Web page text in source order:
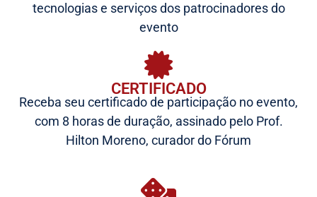
tecnologias e serviços dos patrocinadores do
evento
CERTIFICADO
Receba seu certificado de participação no evento,
com 8 horas de duração, assinado pelo Prof.
Hilton Moreno, curador do Fórum